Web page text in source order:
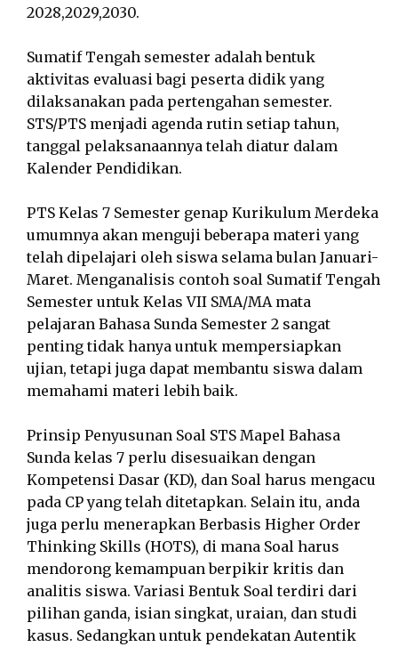
2028,2029,2030.
Sumatif Tengah semester adalah bentuk
aktivitas evaluasi bagi peserta didik yang
dilaksanakan pada pertengahan semester.
STS/PTS menjadi agenda rutin setiap tahun,
tanggal pelaksanaannya telah diatur dalam
Kalender Pendidikan.
PTS Kelas 7 Semester genap Kurikulum Merdeka
umumnya akan menguji beberapa materi yang
telah dipelajari oleh siswa selama bulan Januari-
Maret. Menganalisis contoh soal Sumatif Tengah
Semester untuk Kelas VII SMA/MA mata
pelajaran Bahasa Sunda Semester 2 sangat
penting tidak hanya untuk mempersiapkan
ujian, tetapi juga dapat membantu siswa dalam
memahami materi lebih baik.
Prinsip Penyusunan Soal STS Mapel Bahasa
Sunda kelas 7 perlu disesuaikan dengan
Kompetensi Dasar (KD), dan Soal harus mengacu
pada CP yang telah ditetapkan. Selain itu, anda
juga perlu menerapkan Berbasis Higher Order
Thinking Skills (HOTS), di mana Soal harus
mendorong kemampuan berpikir kritis dan
analitis siswa. Variasi Bentuk Soal terdiri dari
pilihan ganda, isian singkat, uraian, dan studi
kasus. Sedangkan untuk pendekatan Autentik